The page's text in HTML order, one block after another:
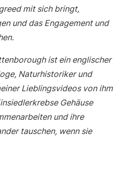
mit sich bringt,
und das Engagement und
ist ein englischer
Naturhistoriker und
Lieblingsvideos von ihm
Gehäuse
und ihre
tauschen, wenn sie